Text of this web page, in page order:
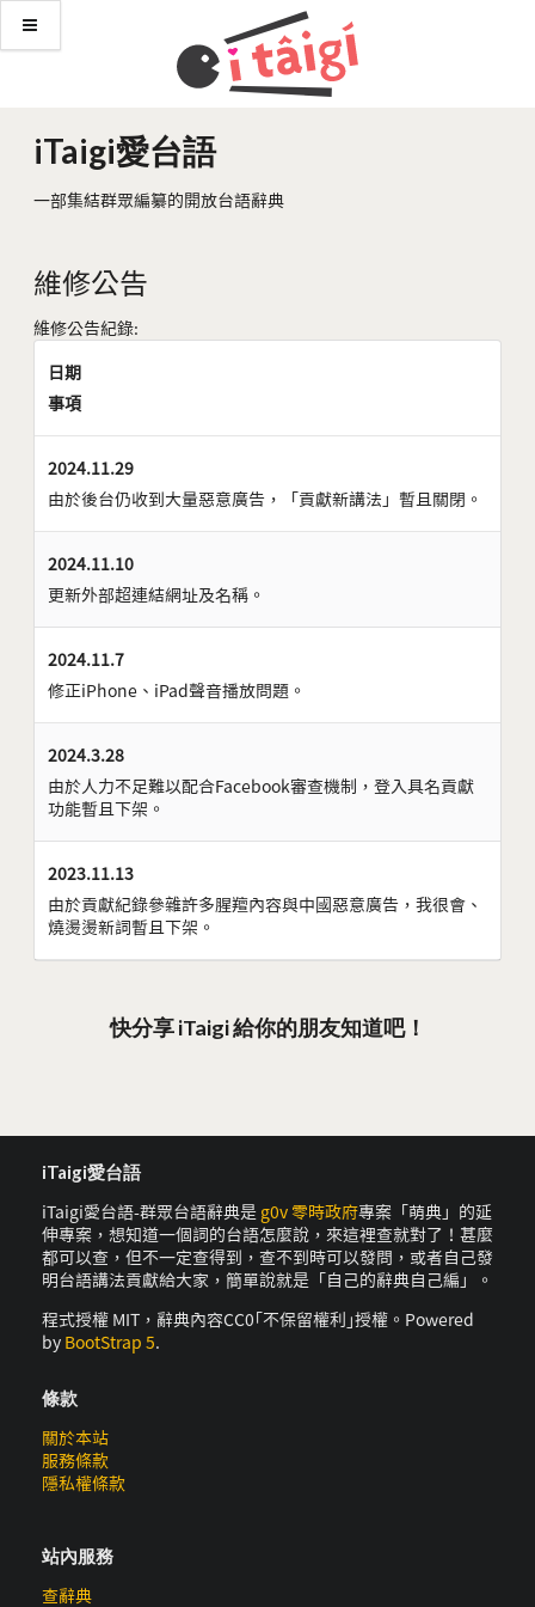
iTaigi愛台語
一部集結群眾編纂的開放台語辭典
維修公告
維修公告紀錄:
日期
事項
2024.11.29
由於後台仍收到大量惡意廣告，「貢獻新講法」暫且關閉。
2024.11.10
更新外部超連結網址及名稱。
2024.11.7
修正iPhone、iPad聲音播放問題。
2024.3.28
由於人力不足難以配合Facebook審查機制，登入具名貢獻
功能暫且下架。
2023.11.13
由於貢獻紀錄參雜許多腥羶內容與中國惡意廣告，我很會、
燒燙燙新詞暫且下架。
快分享 iTaigi 給你的朋友知道吧！
iTaigi愛台語
iTaigi愛台語-群眾台語辭典是 g0v 零時政府專案「萌典」的延
伸專案，想知道一個詞的台語怎麼說，來這裡查就對了！甚麼
都可以查，但不一定查得到，查不到時可以發問，或者自己發
明台語講法貢獻給大家，簡單說就是「自己的辭典自己編」。
程式授權 MIT，辭典內容CC0｢不保留權利｣授權。Powered
by BootStrap 5.
條款
關於本站
服務條款
隱私權條款
站內服務
查辭典